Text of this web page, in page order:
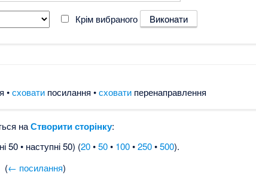
Крім вибраного
•сховатипосилання •сховатиперенаправлення
наСтворити сторінку:
50 • наступні 50) (20•50• 100•250•500).
(← посилання)